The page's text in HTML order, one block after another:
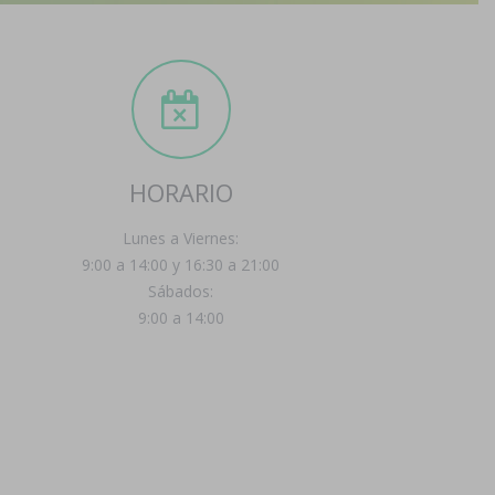
HORARIO
Lunes a Viernes:
9:00 a 14:00 y 16:30 a 21:00
Sábados:
9:00 a 14:00